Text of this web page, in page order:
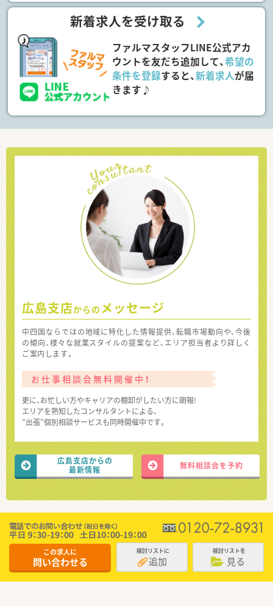
新着求人を受け取る
ファルマスタッフLINE公式アカ
ウントを友だち追加して、希望の
条件を登録すると、新着求人が届
きます♪
広島支店からの メッセージ
中四国ならではの地域に特化した情報提供、転職市場動向や、今後
の傾向、様々な就業スタイルの提案など、エリア担当者より詳しく
ご案内します。
お仕事相談会無料開催中！
更に、お忙しい方やキャリアの棚卸がしたい方に朗報!
エリアを熟知したコンサルタントによる、
“出張”個別相談サービスも同時開催中です。
広島支店からの
最新情報
無料相談会を予約
この求人に
問い合わせる
検討リストに
追加
検討リストを
見る